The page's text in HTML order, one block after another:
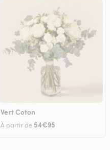
Vert Coton
À partir de 54€95